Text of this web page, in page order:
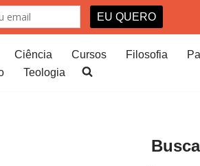
Ciência Cursos Filosofia
Teologia
Busca